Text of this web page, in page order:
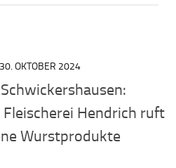
30. OKTOBER 2024
Hendrich ruft
Wurstprodukte